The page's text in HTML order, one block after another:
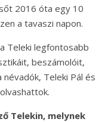
2016 óta egy 10
a tavaszi napon.
Teleki legfontosabb
beszámolóit,
Teleki Pál és
Telekin, melynek